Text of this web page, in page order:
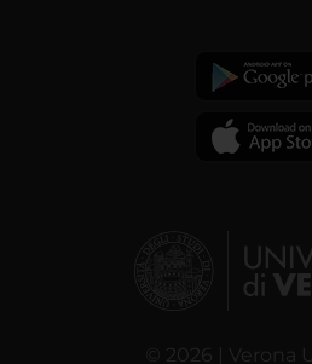
© 2026 | Verona